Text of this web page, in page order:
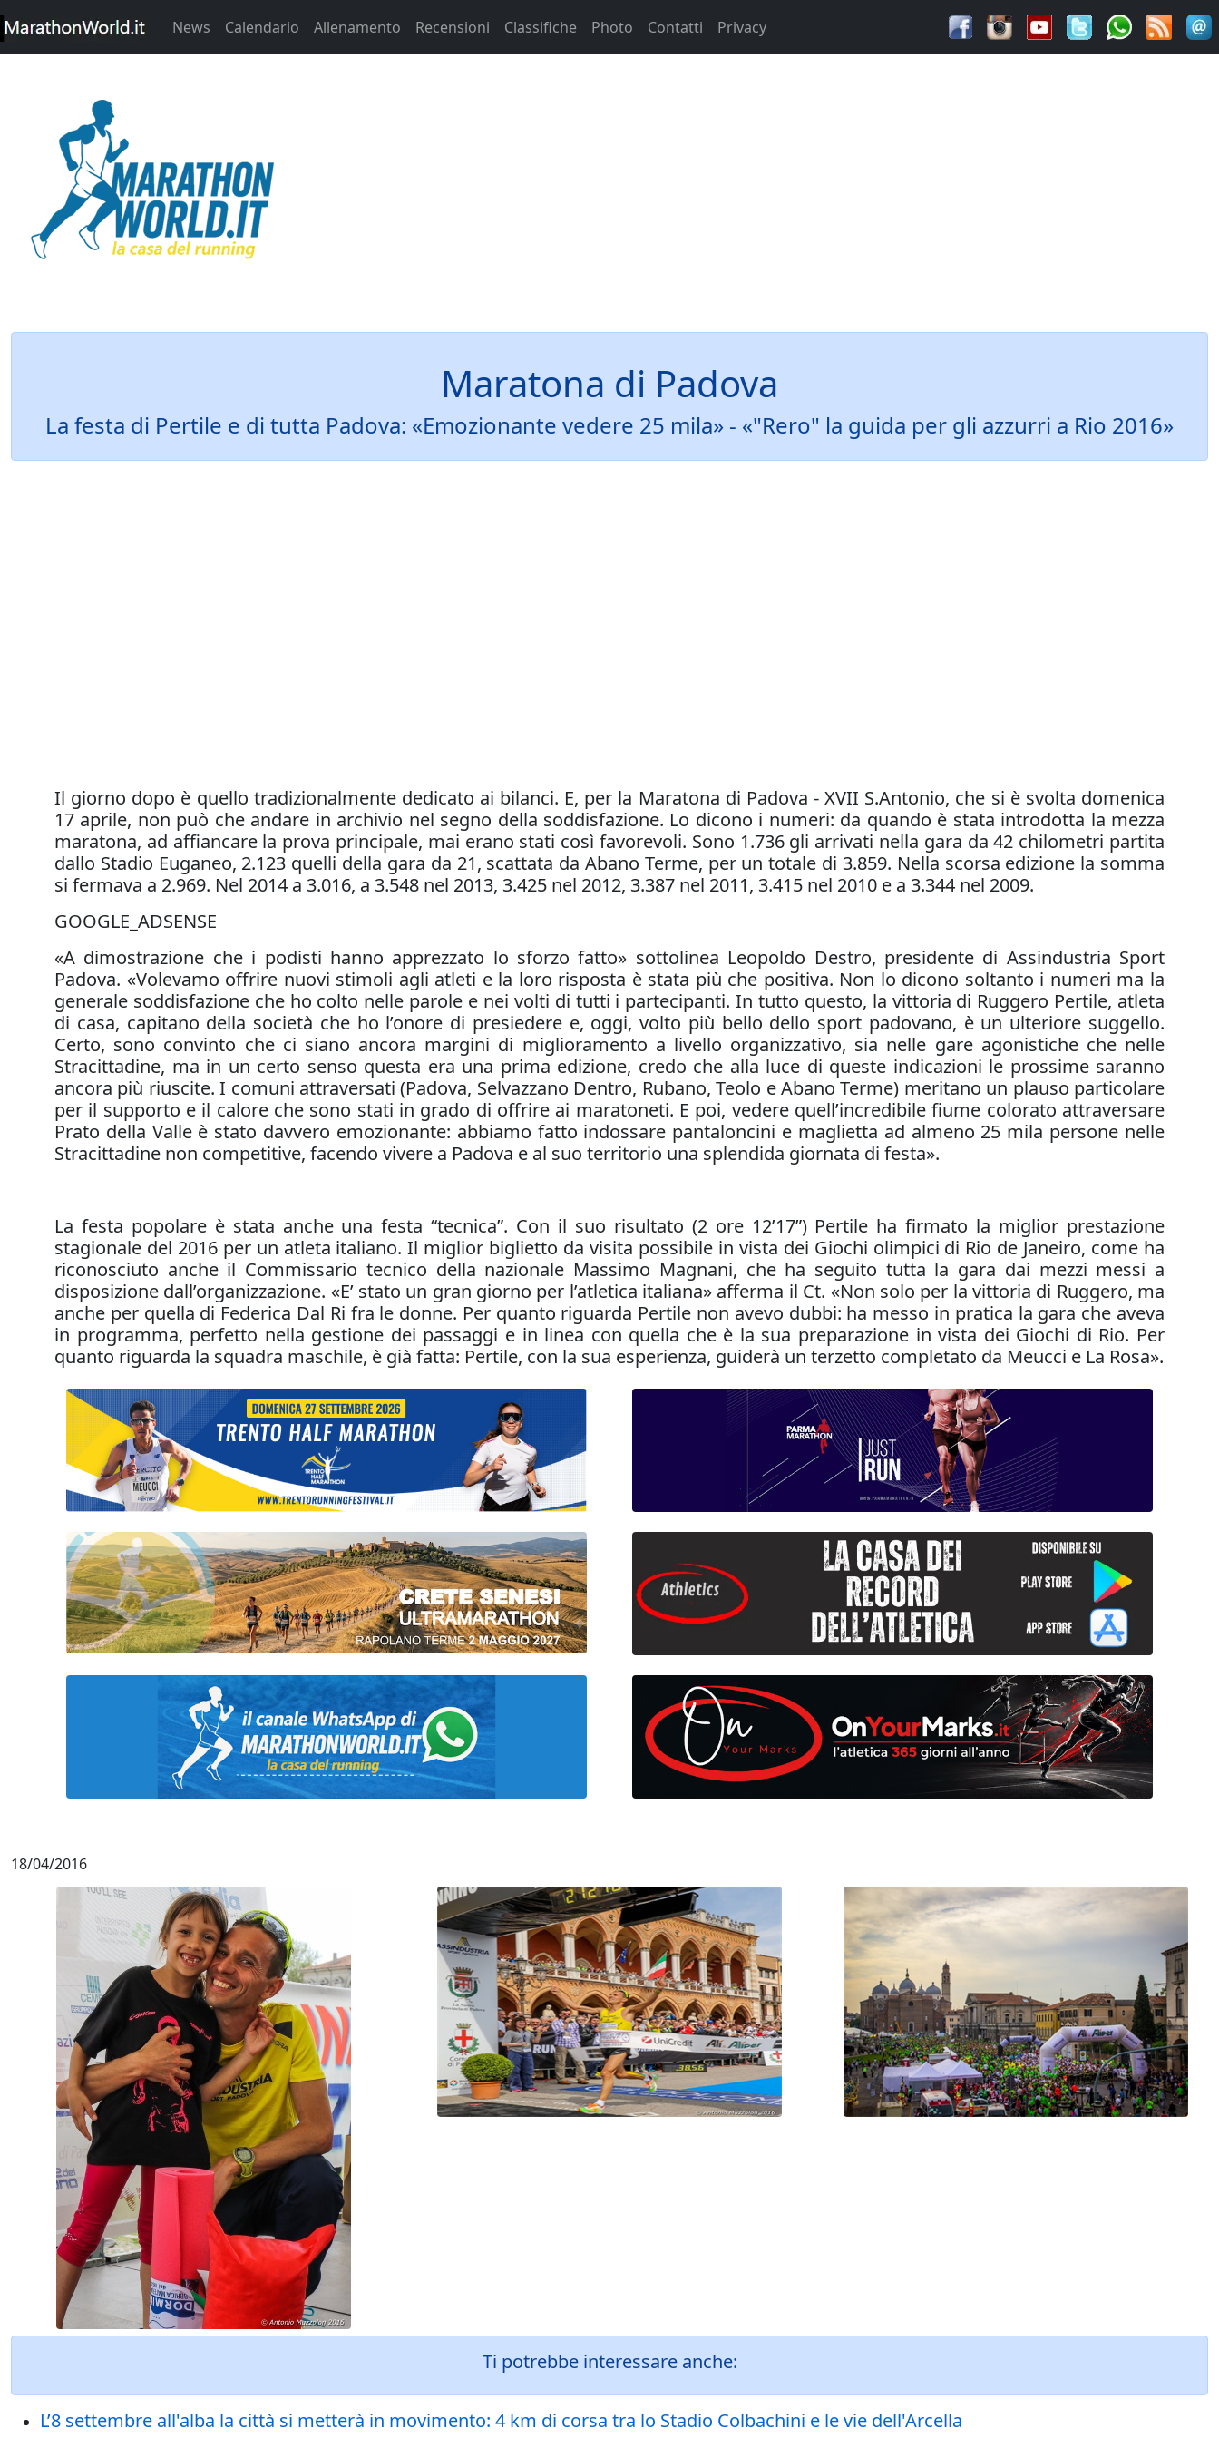
News Calendario Allenamento Recensioni Classifiche Photo Contatti Privacy
Maratona di Padova
La festa di Pertile e di tutta Padova: «Emozionante vedere 25 mila» - «"Rero" la guida per gli azzurri a Rio 2016»
Il giorno dopo è quello tradizionalmente dedicato ai bilanci. E, per la Maratona di Padova - XVII S.Antonio, che si è svolta domenica
17 aprile, non può che andare in archivio nel segno della soddisfazione. Lo dicono i numeri: da quando è stata introdotta la mezza
maratona, ad affiancare la prova principale, mai erano stati così favorevoli. Sono 1.736 gli arrivati nella gara da 42 chilometri partita
dallo Stadio Euganeo, 2.123 quelli della gara da 21, scattata da Abano Terme, per un totale di 3.859. Nella scorsa edizione la somma
si fermava a 2.969. Nel 2014 a 3.016, a 3.548 nel 2013, 3.425 nel 2012, 3.387 nel 2011, 3.415 nel 2010 e a 3.344 nel 2009.
GOOGLE_ADSENSE
«A dimostrazione che i podisti hanno apprezzato lo sforzo fatto» sottolinea Leopoldo Destro, presidente di Assindustria Sport
Padova. «Volevamo offrire nuovi stimoli agli atleti e la loro risposta è stata più che positiva. Non lo dicono soltanto i numeri ma la
generale soddisfazione che ho colto nelle parole e nei volti di tutti i partecipanti. In tutto questo, la vittoria di Ruggero Pertile, atleta
di casa, capitano della società che ho l’onore di presiedere e, oggi, volto più bello dello sport padovano, è un ulteriore suggello.
Certo, sono convinto che ci siano ancora margini di miglioramento a livello organizzativo, sia nelle gare agonistiche che nelle
Stracittadine, ma in un certo senso questa era una prima edizione, credo che alla luce di queste indicazioni le prossime saranno
ancora più riuscite. I comuni attraversati (Padova, Selvazzano Dentro, Rubano, Teolo e Abano Terme) meritano un plauso particolare
per il supporto e il calore che sono stati in grado di offrire ai maratoneti. E poi, vedere quell’incredibile fiume colorato attraversare
Prato della Valle è stato davvero emozionante: abbiamo fatto indossare pantaloncini e maglietta ad almeno 25 mila persone nelle
Stracittadine non competitive, facendo vivere a Padova e al suo territorio una splendida giornata di festa».
La festa popolare è stata anche una festa “tecnica”. Con il suo risultato (2 ore 12’17”) Pertile ha firmato la miglior prestazione
stagionale del 2016 per un atleta italiano. Il miglior biglietto da visita possibile in vista dei Giochi olimpici di Rio de Janeiro, come ha
riconosciuto anche il Commissario tecnico della nazionale Massimo Magnani, che ha seguito tutta la gara dai mezzi messi a
disposizione dall’organizzazione. «E’ stato un gran giorno per l’atletica italiana» afferma il Ct. «Non solo per la vittoria di Ruggero, ma
anche per quella di Federica Dal Ri fra le donne. Per quanto riguarda Pertile non avevo dubbi: ha messo in pratica la gara che aveva
in programma, perfetto nella gestione dei passaggi e in linea con quella che è la sua preparazione in vista dei Giochi di Rio. Per
quanto riguarda la squadra maschile, è già fatta: Pertile, con la sua esperienza, guiderà un terzetto completato da Meucci e La Rosa».
18/04/2016
Ti potrebbe interessare anche:
L’8 settembre all'alba la città si metterà in movimento: 4 km di corsa tra lo Stadio Colbachini e le vie dell'Arcella